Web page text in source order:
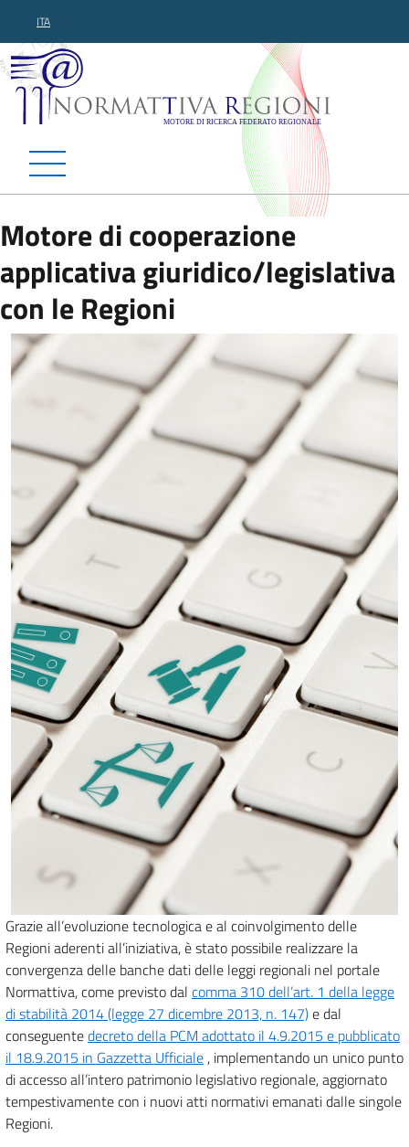
ITA
Normattiva Regioni -
Motore di cooperazione
applicativa giuridico/legislativa
con le Regioni
Grazie all’evoluzione tecnologica e al coinvolgimento delle
Regioni aderenti all’iniziativa, è stato possibile realizzare la
convergenza delle banche dati delle leggi regionali nel portale
Normattiva, come previsto dal comma 310 dell’art. 1 della legge
di stabilità 2014 (legge 27 dicembre 2013, n. 147)e dal
conseguentedecreto della PCM adottato il 4.9.2015 e pubblicato
il 18.9.2015 in Gazzetta Ufficiale , implementando un unico punto
di accesso all’intero patrimonio legislativo regionale, aggiornato
tempestivamente con i nuovi atti normativi emanati dalle singole
Regioni.